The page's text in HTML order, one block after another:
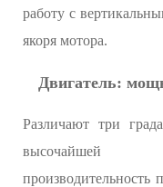
работу с
якоря мотора.
Двигатель:
Различают три
высочайшей
производительность